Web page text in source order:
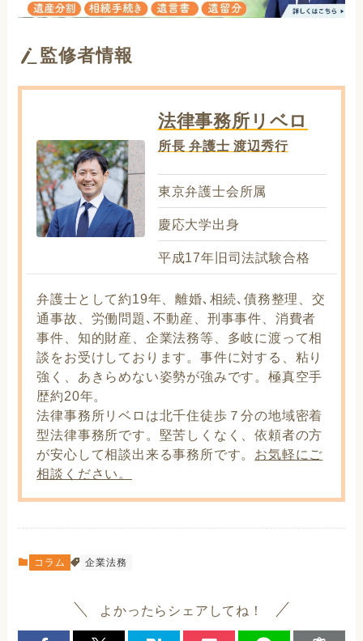
監修者情報
法律事務所リベロ
所長 弁護士 渡辺秀行
東京弁護士会所属
慶応大学出身
平成17年旧司法試験合格
弁護士として約19年、離婚､相続､債務整理、交
通事故、労働問題､不動産、刑事事件、消費者
事件、知的財産、企業法務等、多岐に渡って相
談をお受けしております。事件に対する、粘り
強く、あきらめない姿勢が強みです。極真空手
歴約20年。
法律事務所リベロは北千住徒歩７分の地域密着
型法律事務所です。堅苦しくなく、依頼者の方
が安心して相談出来る事務所です。 お気軽にご
相談ください。
コラム 企業法務
よかったらシェアしてね！